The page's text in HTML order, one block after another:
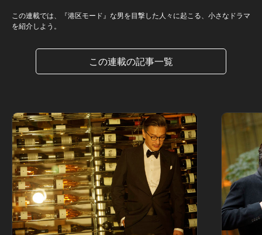
この連載では、『港区モード』な男を目撃した人々に起こる、小さなドラマ
を紹介しよう。
この連載の記事一覧